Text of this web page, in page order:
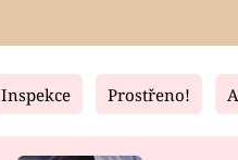
Fresh
Inspekce Prostřeno!